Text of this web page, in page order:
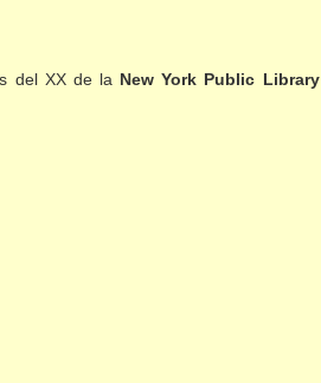
del XX de la New York Public Library